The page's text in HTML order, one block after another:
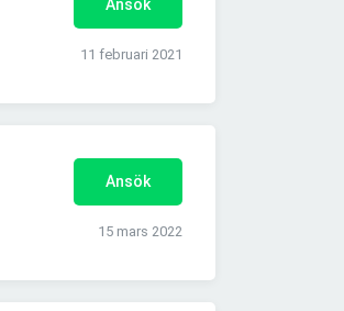
Ansök
11 februari 2021
Ansök
15 mars 2022